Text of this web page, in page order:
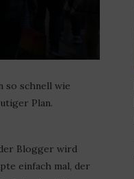
so schnell wie
Plan.
Blogger wird
einfach mal, der